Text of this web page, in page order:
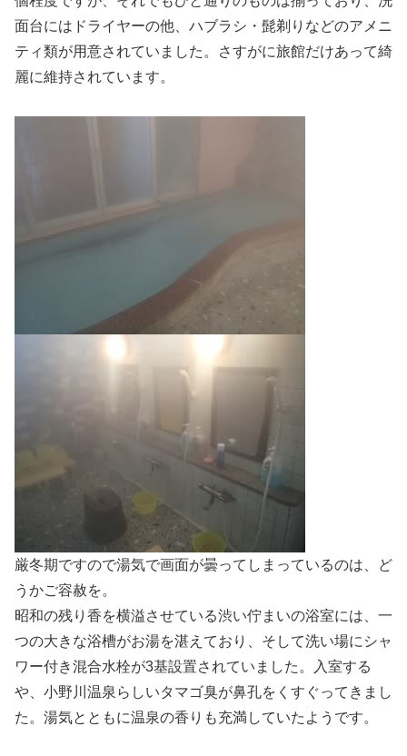
面台にはドライヤーの他、ハブラシ・髭剃りなどのアメニ
ティ類が用意されていました。さすがに旅館だけあって綺
麗に維持されています。
厳冬期ですので湯気で画面が曇ってしまっているのは、ど
うかご容赦を。
昭和の残り香を横溢させている渋い佇まいの浴室には、一
つの大きな浴槽がお湯を湛えており、そして洗い場にシャ
ワー付き混合水栓が3基設置されていました。入室する
や、小野川温泉らしいタマゴ臭が鼻孔をくすぐってきまし
た。湯気とともに温泉の香りも充満していたようです。